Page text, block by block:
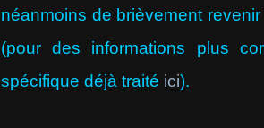
néanmoins de brièvement
(pour des informations plus
spécifique déjà traité ici).